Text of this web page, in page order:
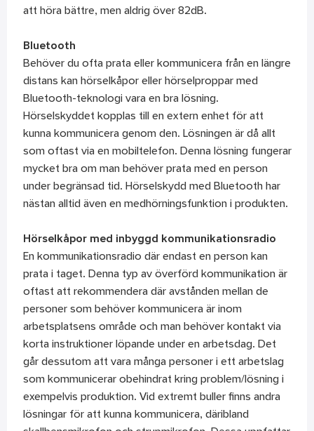
att höra bättre, men aldrig över 82dB.
Bluetooth
Behöver du ofta prata eller kommunicera från en längre
distans kan hörselkåpor eller hörselproppar med
Bluetooth-teknologi vara en bra lösning.
Hörselskyddet kopplas till en extern enhet för att
kunna kommunicera genom den. Lösningen är då allt
som oftast via en mobiltelefon. Denna lösning fungerar
mycket bra om man behöver prata med en person
under begränsad tid. Hörselskydd med Bluetooth har
nästan alltid även en medhörningsfunktion i produkten.
Hörselkåpor med inbyggd kommunikationsradio
En kommunikationsradio där endast en person kan
prata i taget. Denna typ av överförd kommunikation är
oftast att rekommendera där avstånden mellan de
personer som behöver kommunicera är inom
arbetsplatsens område och man behöver kontakt via
korta instruktioner löpande under en arbetsdag. Det
går dessutom att vara många personer i ett arbetslag
som kommunicerar obehindrat kring problem/lösning i
exempelvis produktion. Vid extremt buller finns andra
lösningar för att kunna kommunicera, däribland